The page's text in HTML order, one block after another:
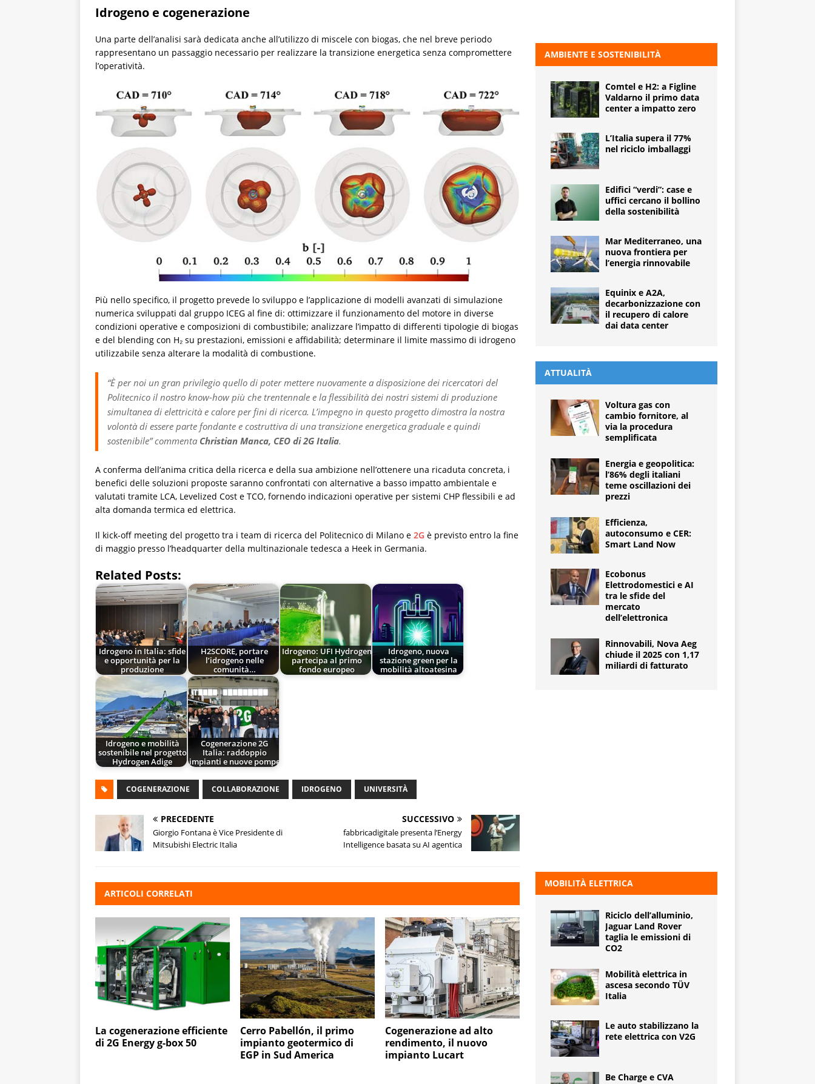
Idrogeno e cogenerazione
Una parte dell’analisi sarà dedicata anche all’utilizzo di miscele con biogas, che nel breve periodo
rappresentano un passaggio necessario per realizzare la transizione energetica senza compromettere
l’operatività.
Più nello specifico, il progetto prevede lo sviluppo e l’applicazione di modelli avanzati di simulazione
numerica sviluppati dal gruppo ICEG al fine di: ottimizzare il funzionamento del motore in diverse
condizioni operative e composizioni di combustibile; analizzare l’impatto di differenti tipologie di biogas
e del blending con H₂ su prestazioni, emissioni e affidabilità; determinare il limite massimo di idrogeno
utilizzabile senza alterare la modalità di combustione.
“È per noi un gran privilegio quello di poter mettere nuovamente a disposizione dei ricercatori del
Politecnico il nostro know-how più che trentennale e la flessibilità dei nostri sistemi di produzione
simultanea di elettricità e calore per fini di ricerca. L’impegno in questo progetto dimostra la nostra
volontà di essere parte fondante e costruttiva di una transizione energetica graduale e quindi
sostenibile”commenta Christian Manca, CEO di 2G Italia.
A conferma dell’anima critica della ricerca e della sua ambizione nell’ottenere una ricaduta concreta, i
benefici delle soluzioni proposte saranno confrontati con alternative a basso impatto ambientale e
valutati tramite LCA, Levelized Cost e TCO, fornendo indicazioni operative per sistemi CHP flessibili e ad
alta domanda termica ed elettrica.
Il kick-off meeting del progetto tra i team di ricerca del Politecnico di Milano e 2G è previsto entro la fine
di maggio presso l’headquarter della multinazionale tedesca a Heek in Germania.
Related Posts:
Idrogeno in Italia: sfide
e opportunità per la
produzione
H2SCORE, portare
l’idrogeno nelle
comunità…
Idrogeno: UFI Hydrogen
partecipa al primo
fondo europeo
Idrogeno, nuova
stazione green per la
mobilità altoatesina
Idrogeno e mobilità
sostenibile nel progetto
Hydrogen Adige
Cogenerazione 2G
Italia: raddoppio
impianti e nuove pompe
COGENERAZIONE COLLABORAZIONE IDROGENO UNIVERSITÀ
PRECEDENTE
Giorgio Fontana è Vice Presidente di
Mitsubishi Electric Italia
SUCCESSIVO
fabbricadigitale presenta l’Energy
Intelligence basata su AI agentica
ARTICOLI CORRELATI
La cogenerazione efficiente
di 2G Energy g-box 50
Cerro Pabellón, il primo
impianto geotermico di
EGP in Sud America
Cogenerazione ad alto
rendimento, il nuovo
impianto Lucart
AMBIENTE E SOSTENIBILITÀ
Comtel e H2: a Figline
Valdarno il primo data
center a impatto zero
L’Italia supera il 77%
nel riciclo imballaggi
Edifici “verdi”: case e
uffici cercano il bollino
della sostenibilità
Mar Mediterraneo, una
nuova frontiera per
l’energia rinnovabile
Equinix e A2A,
decarbonizzazione con
il recupero di calore
dai data center
ATTUALITÀ
Voltura gas con
cambio fornitore, al
via la procedura
semplificata
Energia e geopolitica:
l’86% degli italiani
teme oscillazioni dei
prezzi
Efficienza,
autoconsumo e CER:
Smart Land Now
Ecobonus
Elettrodomestici e AI
tra le sfide del
mercato
dell’elettronica
Rinnovabili, Nova Aeg
chiude il 2025 con 1,17
miliardi di fatturato
MOBILITÀ ELETTRICA
Riciclo dell’alluminio,
Jaguar Land Rover
taglia le emissioni di
CO2
Mobilità elettrica in
ascesa secondo TÜV
Italia
Le auto stabilizzano la
rete elettrica con V2G
Be Charge e CVA